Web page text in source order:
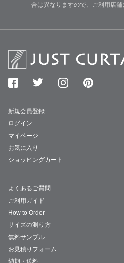
合は異なりますので、ご利用店舗
新規会員登録
ログイン
マイページ
お気に入り
ショッピングカート
よくあるご質問
ご利用ガイド
How to Order
サイズの測り方
無料サンプル
お見積りフォーム
納期・送料